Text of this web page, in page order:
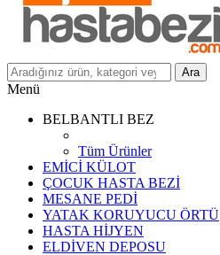
Ara
Menü
BELBANTLI BEZ
Tüm Ürünler
EMİCİ KÜLOT
ÇOCUK HASTA BEZİ
MESANE PEDİ
YATAK KORUYUCU ÖRTÜ
HASTA HİJYEN
ELDİVEN DEPOSU